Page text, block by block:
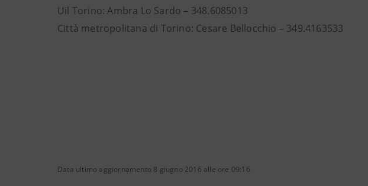
Uil Torino: Ambra Lo Sardo – 348.6085013
Città metropolitana di Torino: Cesare Bellocchio – 349.4163533
Data ultimo aggiornamento 8 giugno 2016 alle ore 09:16